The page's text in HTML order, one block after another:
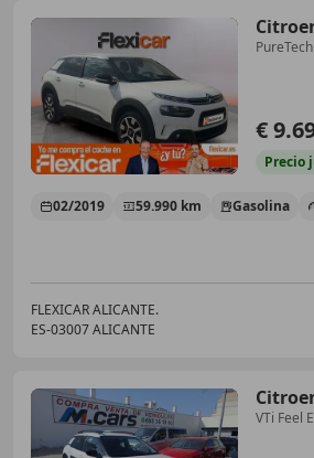
€
Precio
02/2019 59.990 km Gasolina
FLEXICAR ALICANTE.
ES-03007 ALICANTE
VTi Feel